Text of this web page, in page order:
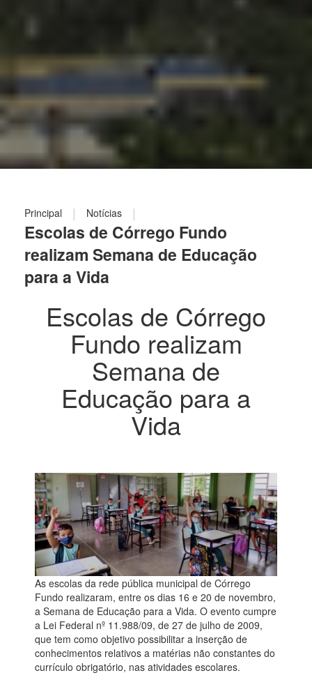
Principal | Notícias |
Escolas de Córrego Fundo
realizam Semana de Educação
para a Vida
Escolas de Córrego
Fundo realizam
Semana de
Educação para a
Vida
As escolas da rede pública municipal de Córrego
Fundo realizaram, entre os dias 16 e 20 de novembro,
a Semana de Educação para a Vida. O evento cumpre
a Lei Federal nº 11.988/09, de 27 de julho de 2009,
que tem como objetivo possibilitar a inserção de
conhecimentos relativos a matérias não constantes do
currículo obrigatório, nas atividades escolares.